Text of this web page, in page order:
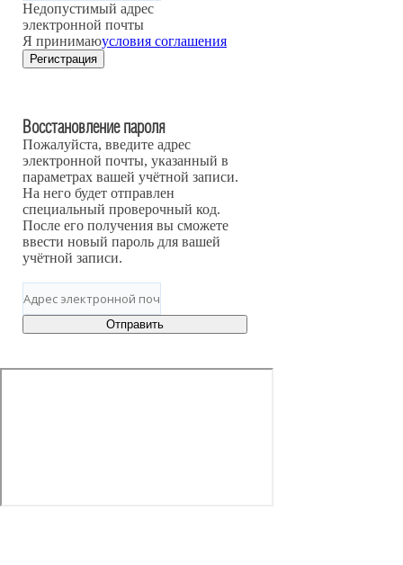
Недопустимый адрес
электронной почты
Я принимаюусловия соглашения
Регистрация
Восстановление пароля
Пожалуйста, введите адрес
электронной почты, указанный в
параметрах вашей учётной записи.
На него будет отправлен
специальный проверочный код.
После его получения вы сможете
ввести новый пароль для вашей
учётной записи.
Отправить